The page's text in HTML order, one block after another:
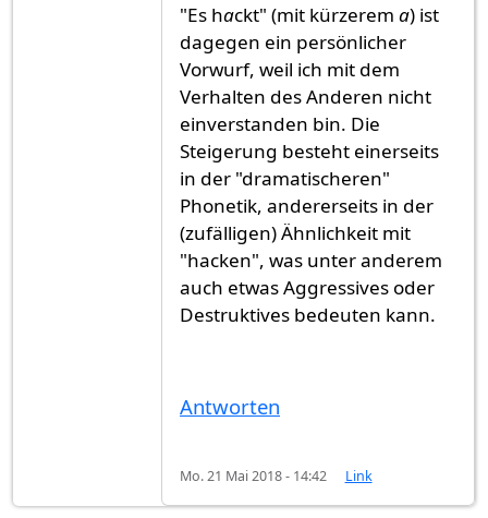
"Es hackt" (mit kürzerem a) ist
dagegen ein persönlicher
Vorwurf, weil ich mit dem
Verhalten des Anderen nicht
einverstanden bin. Die
Steigerung besteht einerseits
in der "dramatischeren"
Phonetik, andererseits in der
(zufälligen) Ähnlichkeit mit
"hacken", was unter anderem
auch etwas Aggressives oder
Destruktives bedeuten kann.
Antworten
Mo. 21 Mai 2018 - 14:42 Link